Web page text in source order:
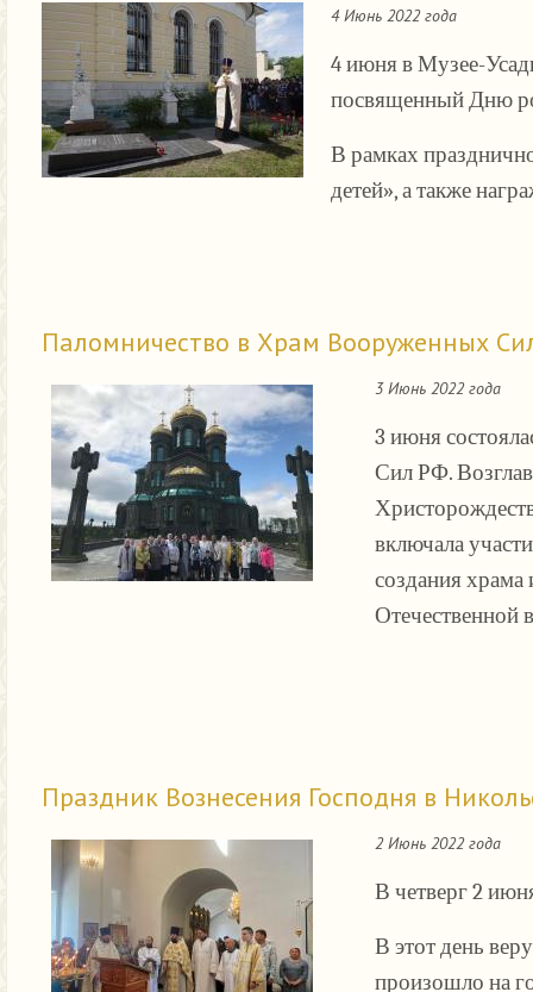
4 Июнь 2022 года
4 июня в Музее-
посвященный Дню
В рамках
детей», а также
Паломничество в Храм Вооруженных
3 Июнь 2022 года
3 июня
Сил РФ.
включала
создания
Отечественной
Праздник Вознесения Господня в
2 Июнь 2022 года
В четверг 2
В этот день
произошло на